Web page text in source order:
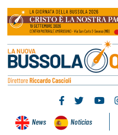
News Noticias